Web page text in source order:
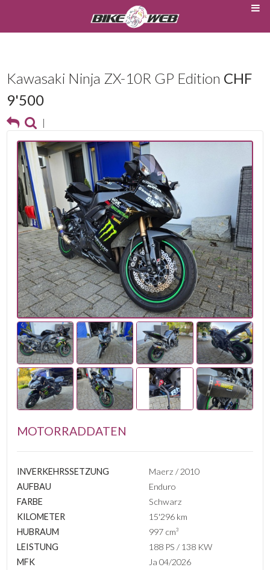
Kawasaki Ninja ZX-10R GP Edition CHF
9'500
|
MOTORRADDATEN
INVERKEHRSSETZUNG
Maerz / 2010
AUFBAU
Enduro
FARBE
Schwarz
KILOMETER
15'296 km
HUBRAUM
997 cm³
LEISTUNG
188 PS / 138 KW
MFK
Ja 04/2026